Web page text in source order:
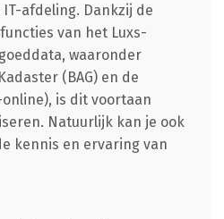
afdeling. Dankzij de
van het Luxs-
waaronder
(BAG) en de
is dit voortaan
Natuurlijk kan je ook
kennis en ervaring van